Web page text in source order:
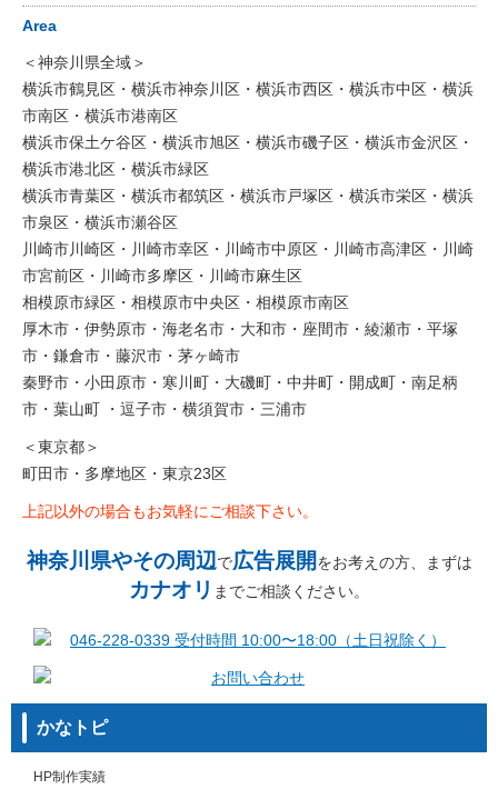
Area
＜神奈川県全域＞
横浜市鶴見区・横浜市神奈川区・横浜市西区・横浜市中区・横浜
市南区・横浜市港南区
横浜市保土ケ谷区・横浜市旭区・横浜市磯子区・横浜市金沢区・
横浜市港北区・横浜市緑区
横浜市青葉区・横浜市都筑区・横浜市戸塚区・横浜市栄区・横浜
市泉区・横浜市瀬谷区
川崎市川崎区・川崎市幸区・川崎市中原区・川崎市高津区・川崎
市宮前区・川崎市多摩区・川崎市麻生区
相模原市緑区・相模原市中央区・相模原市南区
厚木市・伊勢原市・海老名市・大和市・座間市・綾瀬市・平塚
市・鎌倉市・藤沢市・茅ヶ崎市
秦野市・小田原市・寒川町・大磯町・中井町・開成町・南足柄
市・葉山町 ・逗子市・横須賀市・三浦市
＜東京都＞
町田市・多摩地区・東京23区
上記以外の場合もお気軽にご相談下さい。
神奈川県やその周辺で広告展開 をお考えの方、まずは
カナオリ までご相談ください。
かなトピ
HP制作実績